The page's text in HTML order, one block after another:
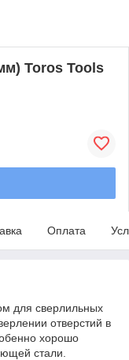
Toros Tools
Оплата
для сверлильных
отверстий в
хорошо
стали.